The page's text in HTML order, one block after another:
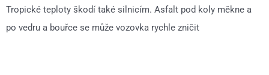
Tropické teploty škodí také silnicím. Asfalt pod koly měkne a
po vedru a bouřce se může vozovka rychle zničit